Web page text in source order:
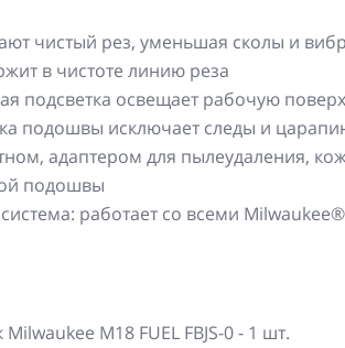
чистый рез, уменьшая сколы и
в чистоте линию реза
подсветка освещает рабочую
подошвы исключает следы и
адаптером для пылеудаления,
подошвы
работает со всеми
M18 FUEL FBJS-0 - 1 шт.